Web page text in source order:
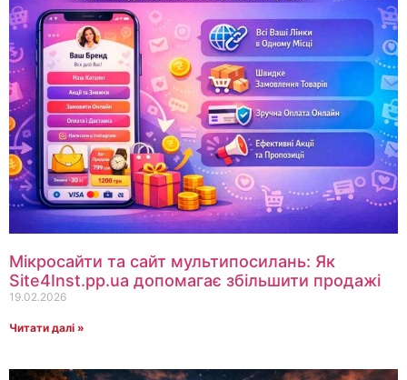
Мікросайти та сайт мультипосилань: Як
Site4Inst.pp.ua допомагає збільшити продажі
19.02.2026
Читати далі »